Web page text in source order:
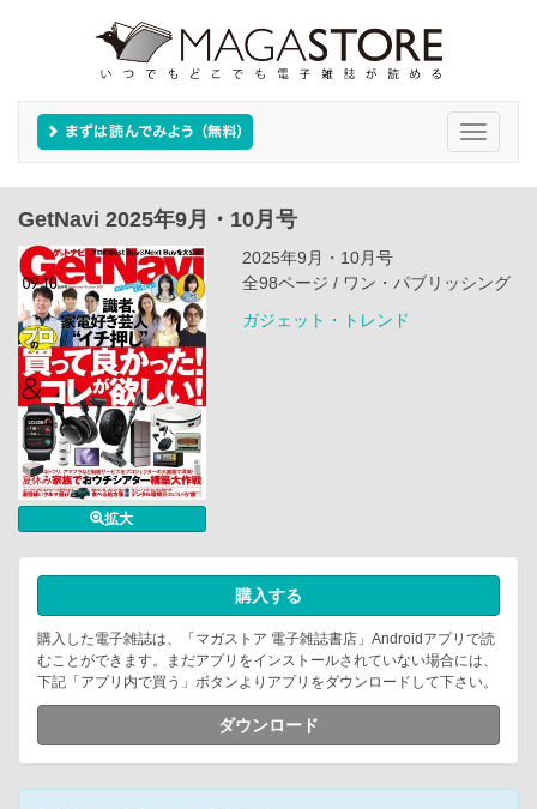
Toggle
GetNavi 2025年9月・10月号
拡大
2025年9月・10月号
全98ページ / ワン・パブリッシング
ガジェット・トレンド
購入する
購入した電子雑誌は、「マガストア 電子雑誌書店」Androidアプリで読
むことができます。まだアプリをインストールされていない場合には、
下記「アプリ内で買う」ボタンよりアプリをダウンロードして下さい。
ダウンロード